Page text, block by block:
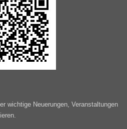
wichtige Neuerungen, Veranstaltungen